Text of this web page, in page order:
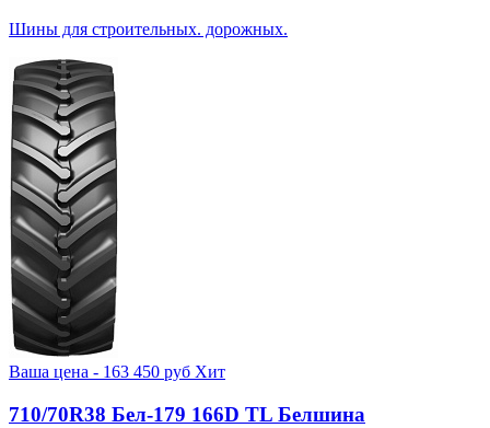
Шины для строительных. дорожных.
Ваша цена - 163 450 руб Хит
710/70R38 Бел-179 166D TL Белшина